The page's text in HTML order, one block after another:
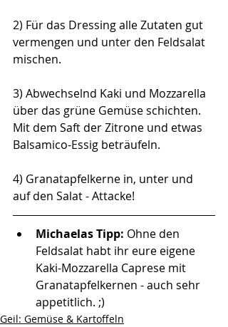
2) Für das Dressing alle Zutaten gut
vermengen und unter den Feldsalat
mischen.
3) Abwechselnd Kaki und Mozzarella
über das grüne Gemüse schichten.
Mit dem Saft der Zitrone und etwas
Balsamico-Essig beträufeln.
4) Granatapfelkerne in, unter und
auf den Salat - Attacke!
Michaelas Tipp: Ohne den
Feldsalat habt ihr eure eigene
Kaki-Mozzarella Caprese mit
Granatapfelkernen - auch sehr
appetitlich. ;)
Geil: Gemüse & Kartoffeln